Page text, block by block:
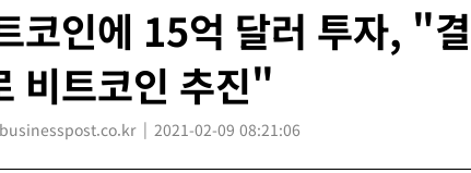
코인에 15억 달러 투자, "결
비트코인 추진"
2021-02-09 08:21:06